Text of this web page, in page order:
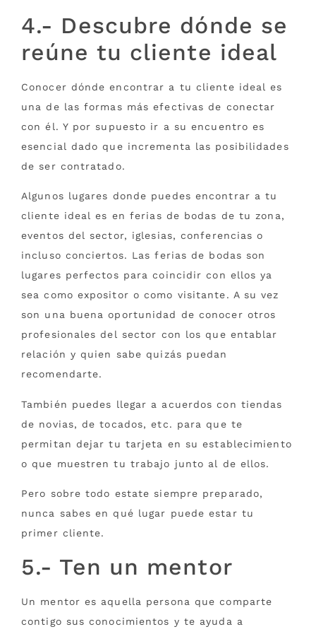
4.- Descubre dónde se
reúne tu cliente ideal
Conocer dónde encontrar a tu cliente ideal es
una de las formas más efectivas de conectar
con él. Y por supuesto ir a su encuentro es
esencial dado que incrementa las posibilidades
de ser contratado.
Algunos lugares donde puedes encontrar a tu
cliente ideal es en ferias de bodas de tu zona,
eventos del sector, iglesias, conferencias o
incluso conciertos. Las ferias de bodas son
lugares perfectos para coincidir con ellos ya
sea como expositor o como visitante. A su vez
son una buena oportunidad de conocer otros
profesionales del sector con los que entablar
relación y quien sabe quizás puedan
recomendarte.
También puedes llegar a acuerdos con tiendas
de novias, de tocados, etc. para que te
permitan dejar tu tarjeta en su establecimiento
o que muestren tu trabajo junto al de ellos.
Pero sobre todo estate siempre preparado,
nunca sabes en qué lugar puede estar tu
primer cliente.
5.- Ten un mentor
Un mentor es aquella persona que comparte
contigo sus conocimientos y te ayuda a